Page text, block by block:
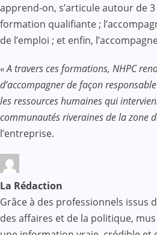
apprend-on, s’articule autour de
formation qualifiante ;
de l’emploi ; et enfin,
« A travers ces formations, NHPC
d’accompagner de façon
les ressources humaines qui
communautés riveraines de la zone
l’entreprise.
La Rédaction
Grâce à des professionnels issus
des affaires et de la politique,